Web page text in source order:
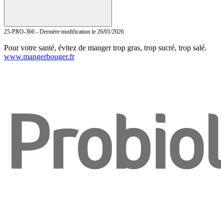
25-PRO-366 - Dernière modification le 26/01/2026
Pour votre santé, évitez de manger trop gras, trop sucré, trop salé.
www.mangerbouger.fr